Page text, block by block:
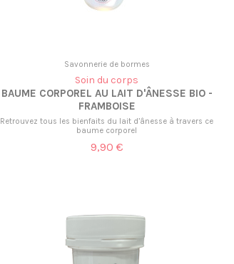
Savonnerie de bormes
Soin du corps
BAUME CORPOREL AU LAIT D'ÂNESSE BIO -
FRAMBOISE
Retrouvez tous les bienfaits du lait d’ânesse à travers ce
baume corporel
9,90 €